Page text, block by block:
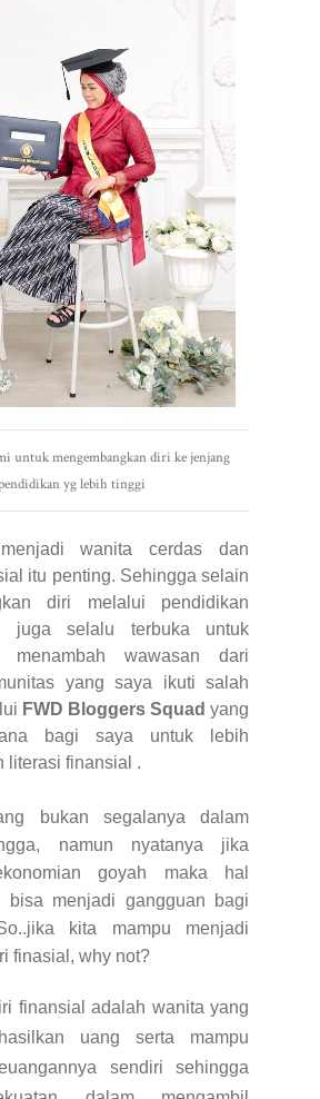
untuk mengembangkan diri ke jenjang
yg lebih tinggi
wanita cerdas dan
itu penting. Sehingga selain
diri melalui pendidikan
juga selalu terbuka untuk
menambah wawasan dari
yang saya ikuti salah
FWD Bloggers Squad yang
bagi saya untuk lebih
literasi finansial .
bukan segalanya dalam
namun nyatanya jika
goyah maka hal
bisa menjadi gangguan bagi
kita mampu menjadi
finasial, why not?
finansial adalah wanita yang
uang serta mampu
sendiri sehingga